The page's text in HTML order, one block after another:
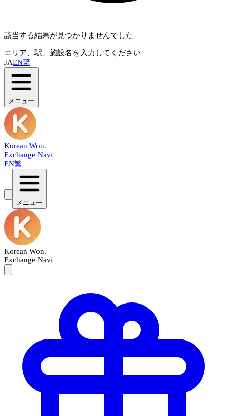
該当する結果が見つかりませんでした
エリア、駅、施設名を入力してください
JAEN繁
メニュー
Korean Won.
Exchange Navi
EN繁
メニュー
Korean Won.
Exchange Navi